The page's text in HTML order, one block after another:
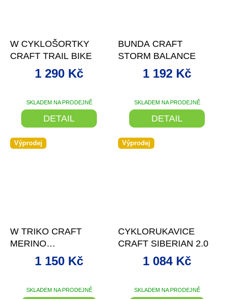
W CYKLOŠORTKY
CRAFT TRAIL BIKE
SKLADEM NA PRODEJNĚ
1 290 Kč
DETAIL
BUNDA CRAFT
STORM BALANCE
SKLADEM NA PRODEJNĚ
1 192 Kč
DETAIL
Výprodej
W TRIKO CRAFT
MERINO
LIGHTWEIGHT LS
SKLADEM NA PRODEJNĚ
1 150 Kč
Výprodej
CYKLORUKAVICE
CRAFT SIBERIAN 2.0
SKLADEM NA PRODEJNĚ
1 084 Kč